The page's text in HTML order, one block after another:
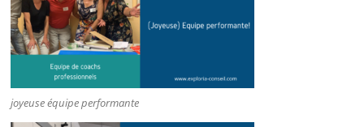
joyeuse équipe performante